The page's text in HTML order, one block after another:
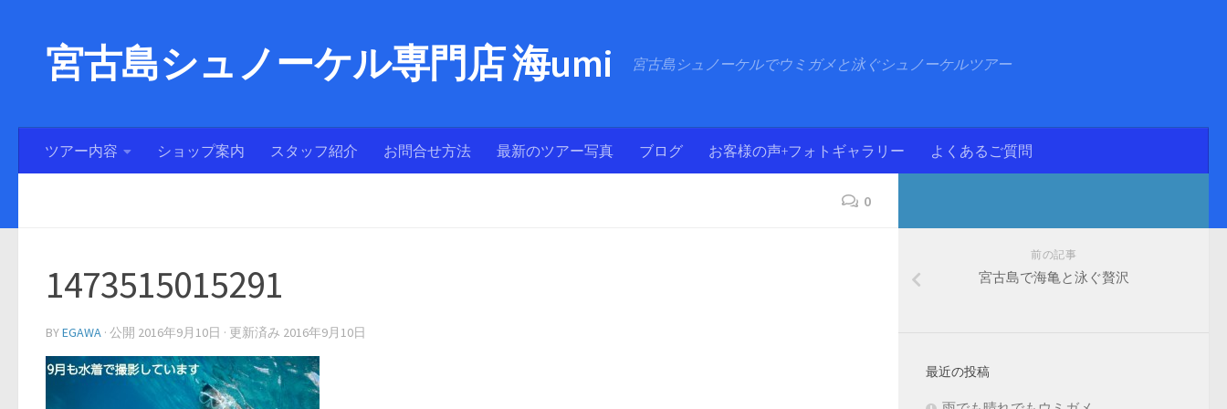
宮古島シュノーケル専門店 海umi 宮古島シュノーケルでウミガメと泳ぐシュノーケルツアー
ツアー内容 ショップ案内 スタッフ紹介 お問合せ方法 最新のツアー写真 ブログ お客様の声+フォトギャラリー よくあるご質問
0
1473515015291
BYEGAWA · 公開 2016年9月10日 · 更新済み 2016年9月10日
前の記事
宮古島で海亀と泳ぐ贅沢
最近の投稿